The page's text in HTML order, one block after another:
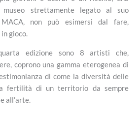
museo strettamente legato al suo
non può esimersi dal fare,
gioco.
edizione sono 8 artisti che,
coprono una gamma eterogenea di
di come la diversità delle
fertilità di un territorio da sempre
all’arte.